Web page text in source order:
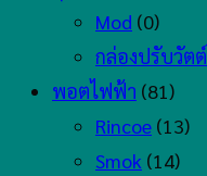
Mod (0)
กล่องปรับวัตต์
พอตไฟฟ้า (81)
Rincoe (13)
Smok (14)